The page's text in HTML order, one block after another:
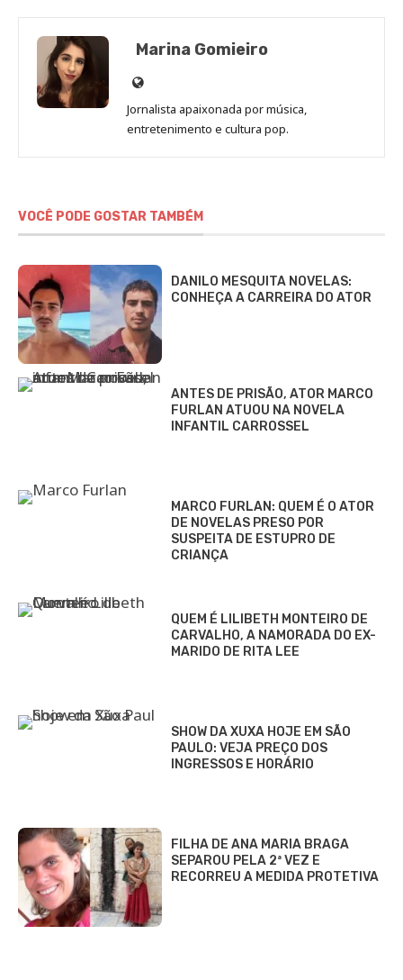
Marina Gomieiro
Site
de
Marina
Jornalista apaixonada por música,
entretenimento e cultura pop.
VOCÊ PODE GOSTAR TAMBÉM
DANILO MESQUITA NOVELAS:
CONHEÇA A CARREIRA DO ATOR
ANTES DE PRISÃO, ATOR MARCO
FURLAN ATUOU NA NOVELA
INFANTIL CARROSSEL
MARCO FURLAN: QUEM É O ATOR
DE NOVELAS PRESO POR
SUSPEITA DE ESTUPRO DE
CRIANÇA
QUEM É LILIBETH MONTEIRO DE
CARVALHO, A NAMORADA DO EX-
MARIDO DE RITA LEE
SHOW DA XUXA HOJE EM SÃO
PAULO: VEJA PREÇO DOS
INGRESSOS E HORÁRIO
FILHA DE ANA MARIA BRAGA
SEPAROU PELA 2ª VEZ E
RECORREU A MEDIDA PROTETIVA